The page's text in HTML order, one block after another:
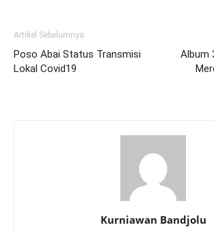
Artikel Sebelumnya
Poso Abai Status Transmisi
Lokal Covid19
Album
Kurniawan Bandjolu